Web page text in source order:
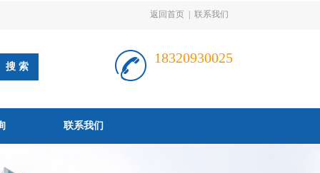
返回首页 联系我们
18320930025
联系我们